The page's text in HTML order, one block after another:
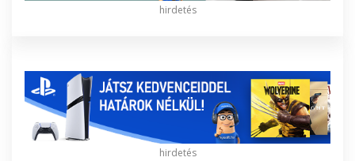
hirdetés
hirdetés